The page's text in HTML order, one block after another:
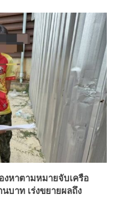
หาตามหมายจับเครือ
บาท เร่งขยายผลถึง